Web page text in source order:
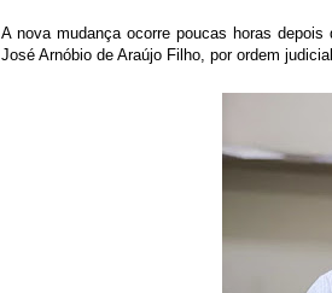
A nova mudança ocorre poucas horas
José Arnóbio de Araújo Filho, por ordem